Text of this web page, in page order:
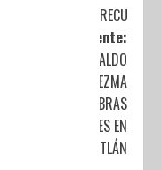
RECURSOS
Siguiente:
INICIA ALDO
LEDEZMA
OBRAS
VIALES EN
CUAUTITLÁN